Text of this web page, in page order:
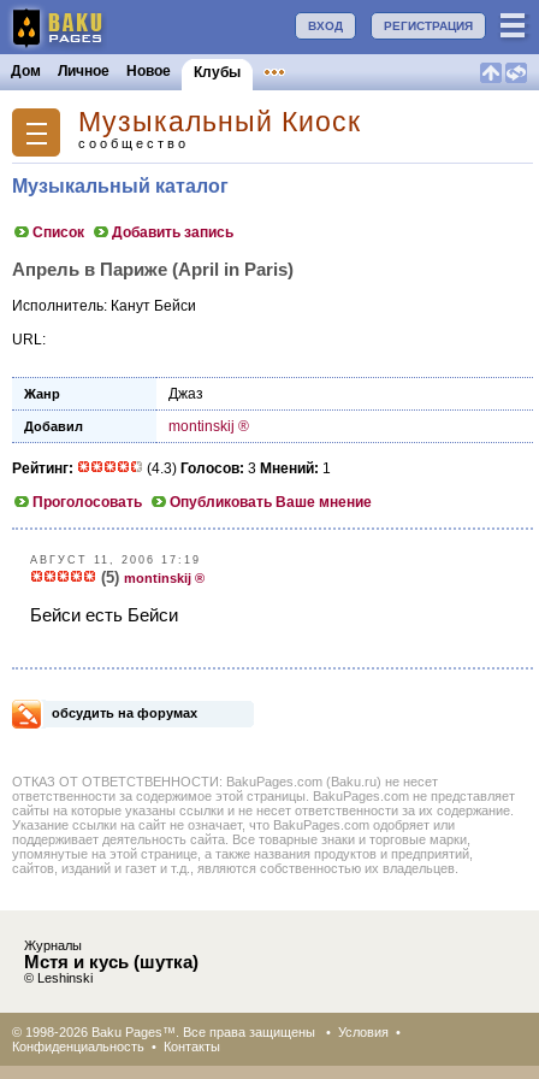
РЕГИСТРАЦИЯ
ВХОД
Дом Личное Новое Клубы
Музыкальный Киоск
сообщество
Музыкальный каталог
Список Добавить запись
Апрель в Париже (April in Paris)
Исполнитель: Канут Бейси
URL:
Жанр Джаз
Добавил montinskij ®
Рейтинг: (4.3) Голосов: 3 Мнений: 1
Проголосовать
Опубликовать Ваше мнение
АВГУСТ 11, 2006 17:19
(5) montinskij ®
Бейси есть Бейси
обсудить на форумах
ОТКАЗ ОТ ОТВЕТСТВЕННОСТИ: BakuPages.com (Baku.ru) не несет
ответственности за содержимое этой страницы. BakuPages.com не представляет
сайты на которые указаны ссылки и не несет ответственности за их содержание.
Указание ссылки на сайт не означает, что BakuPages.com одобряет или
поддерживает деятельность сайта. Все товарные знаки и торговые марки,
упомянутые на этой странице, а также названия продуктов и предприятий,
сайтов, изданий и газет и т.д., являются собственностью их владельцев.
Журналы
Мстя и кусь (шутка)
© Leshinski
© 1998-2026 Baku Pages™. Все права защищены • Условия •
Конфиденциальность • Контакты